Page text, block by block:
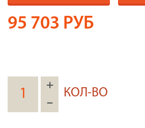
95 703 РУБ
+
–
КОЛ-ВО